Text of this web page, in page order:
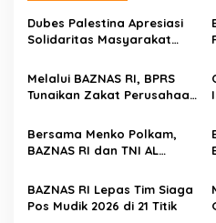
v
i
g
a
t
i
o
n
Dubes Palestina Apresiasi
Solidaritas Masyarakat
Melalui BAZNAS RI, BPRS
Tunaikan Zakat Perusahaan
Bersama Menko Polkam,
BAZNAS RI dan TNI AL
Pemudik Naik Kapal Perang
BAZNAS RI Lepas Tim Siaga
Pos Mudik 2026 di 21 Titik